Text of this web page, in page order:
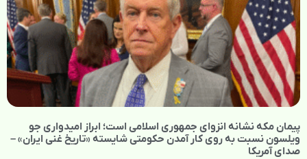
پیمان مکه نشانه انزوای جمهوری اسلامی است؛ ابراز امیدواری جو
ویلسون نسبت به روی کار آمدن حکومتی شایسته «تاریخ غنی ایران» –
صدای آمریکا